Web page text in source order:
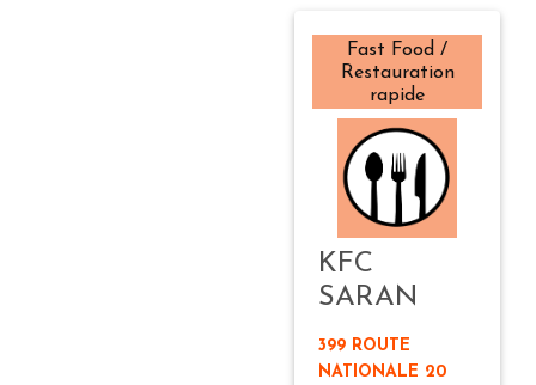
Fast Food /
Restauration
rapide
KFC
SARAN
399 ROUTE
NATIONALE 20